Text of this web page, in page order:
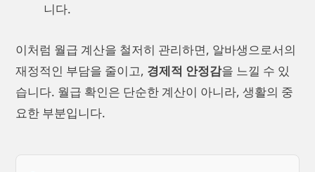
니다.
이처럼 월급 계산을 철저히 관리하면, 알바생으로서의
재정적인 부담을 줄이고, 경제적 안정감을 느낄 수 있
습니다. 월급 확인은 단순한 계산이 아니라, 생활의 중
요한 부분입니다.